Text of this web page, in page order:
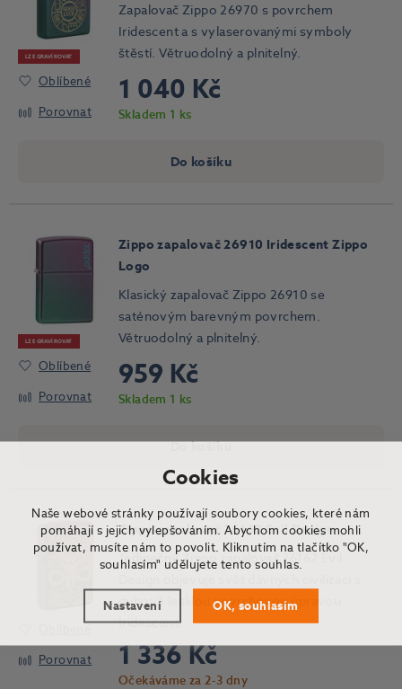
LZE GRAVÍROVAT
Oblíbené
Porovnat
Zapalovač Zippo 26970 s povrchem
Iridescent a s vylaserovanými symboly
štěstí. Větruodolný a plnitelný.
1 040 Kč
Skladem 1 ks
Do košíku
LZE GRAVÍROVAT
Oblíbené
Porovnat
Zippo zapalovač 26910 Iridescent Zippo
Logo
Klasický zapalovač Zippo 26910 se
saténovým barevným povrchem.
Větruodolný a plnitelný.
959 Kč
Skladem 1 ks
Do košíku
Porovnat
Zippo zapalovač 26162 Evil Design
Jedinečný Zippo zapalovač 26162 Evil
duhově lesklou povrchovou úpravou
Iridescent.
1 336 Kč
Očekáváme za 2-3 dny
Cookies
Naše webové stránky používají soubory cookies, které nám
pomáhají s jejich vylepšováním. Abychom cookies mohli
používat, musíte nám to povolit. Kliknutím na tlačítko "OK,
souhlasím" udělujete tento souhlas.
Nastavení OK, souhlasím